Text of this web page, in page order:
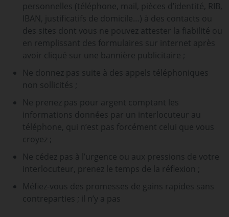
personnelles (téléphone, mail, pièces d’identité, RIB,
IBAN, justificatifs de domicile…) à des contacts ou
des sites dont vous ne pouvez attester la fiabilité ou
en remplissant des formulaires sur internet après
avoir cliqué sur une bannière publicitaire ;
Ne donnez pas suite à des appels téléphoniques
non sollicités ;
Ne prenez pas pour argent comptant les
informations données par un interlocuteur au
téléphone, qui n’est pas forcément celui que vous
croyez ;
Ne cédez pas à l’urgence ou aux pressions de votre
interlocuteur, prenez le temps de la réflexion ;
Méfiez-vous des promesses de gains rapides sans
contreparties ; il n’y a pas